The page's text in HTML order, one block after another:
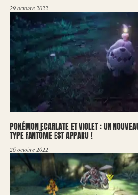
29 octobre 2022
POKÉMON ECARLATE ET VIOLET : UN
TYPE FANTÔME EST APPARU !
26 octobre 2022